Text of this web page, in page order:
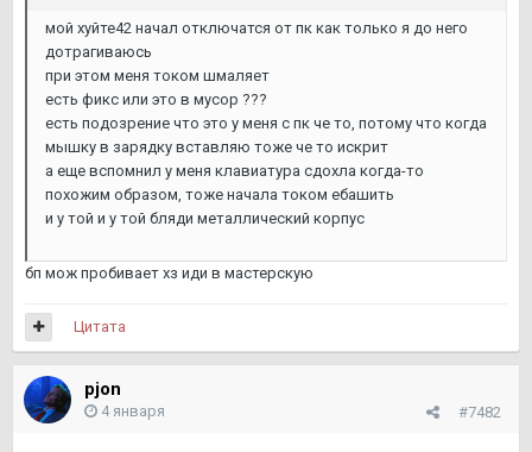
мой хуйте42 начал отключатся от пк как только я до него
дотрагиваюсь
при этом меня током шмаляет
есть фикс или это в мусор ???
есть подозрение что это у меня с пк че то, потому что когда
мышку в зарядку вставляю тоже че то искрит
а еще вспомнил у меня клавиатура сдохла когда-то
похожим образом, тоже начала током ебашить
и у той и у той бляди металлический корпус
бп мож пробивает хз иди в мастерскую
Цитата
pjon
#7482
4 января